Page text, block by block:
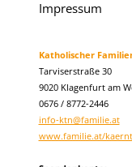
Impressum
Katholischer
Tarviserstraße 30
9020 Klagenfurt am
0676 / 8772-2446
info-ktn@familie.at
www.familie.at/